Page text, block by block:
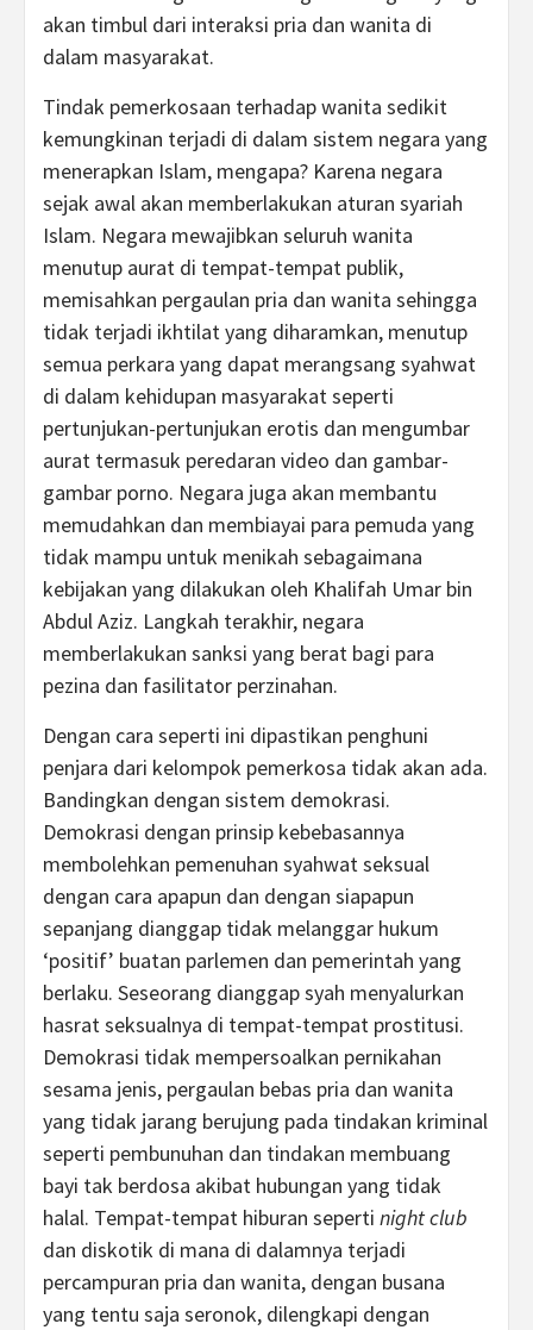
akan timbul dari interaksi pria dan wanita di
dalam masyarakat.
Tindak pemerkosaan terhadap wanita sedikit
kemungkinan terjadi di dalam sistem negara yang
menerapkan Islam, mengapa? Karena negara
sejak awal akan memberlakukan aturan syariah
Islam. Negara mewajibkan seluruh wanita
menutup aurat di tempat-tempat publik,
memisahkan pergaulan pria dan wanita sehingga
tidak terjadi ikhtilat yang diharamkan, menutup
semua perkara yang dapat merangsang syahwat
di dalam kehidupan masyarakat seperti
pertunjukan-pertunjukan erotis dan mengumbar
aurat termasuk peredaran video dan gambar-
gambar porno. Negara juga akan membantu
memudahkan dan membiayai para pemuda yang
tidak mampu untuk menikah sebagaimana
kebijakan yang dilakukan oleh Khalifah Umar bin
Abdul Aziz. Langkah terakhir, negara
memberlakukan sanksi yang berat bagi para
pezina dan fasilitator perzinahan.
Dengan cara seperti ini dipastikan penghuni
penjara dari kelompok pemerkosa tidak akan ada.
Bandingkan dengan sistem demokrasi.
Demokrasi dengan prinsip kebebasannya
membolehkan pemenuhan syahwat seksual
dengan cara apapun dan dengan siapapun
sepanjang dianggap tidak melanggar hukum
‘positif’ buatan parlemen dan pemerintah yang
berlaku. Seseorang dianggap syah menyalurkan
hasrat seksualnya di tempat-tempat prostitusi.
Demokrasi tidak mempersoalkan pernikahan
sesama jenis, pergaulan bebas pria dan wanita
yang tidak jarang berujung pada tindakan kriminal
seperti pembunuhan dan tindakan membuang
bayi tak berdosa akibat hubungan yang tidak
halal. Tempat-tempat hiburan seperti night club
dan diskotik di mana di dalamnya terjadi
percampuran pria dan wanita, dengan busana
yang tentu saja seronok, dilengkapi dengan